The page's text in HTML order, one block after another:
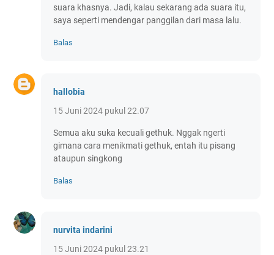
suara khasnya. Jadi, kalau sekarang ada suara itu,
saya seperti mendengar panggilan dari masa lalu.
Balas
hallobia
15 Juni 2024 pukul 22.07
Semua aku suka kecuali gethuk. Nggak ngerti
gimana cara menikmati gethuk, entah itu pisang
ataupun singkong
Balas
nurvita indarini
15 Juni 2024 pukul 23.21